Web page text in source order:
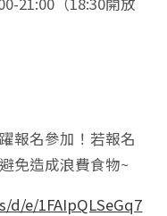
報名參加！若報名
免造成浪費食物~
e/1FAIpQLSeGq7